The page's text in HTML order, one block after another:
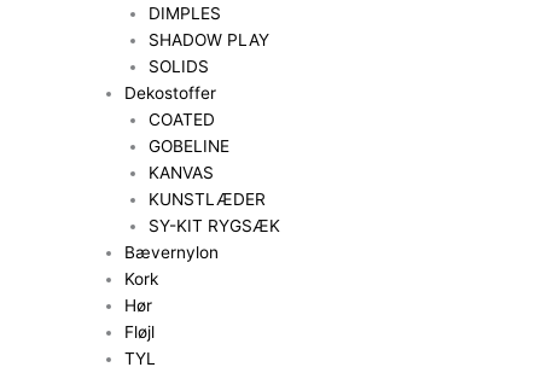
DIMPLES
SHADOW PLAY
SOLIDS
Dekostoffer
COATED
GOBELINE
KANVAS
KUNSTLÆDER
SY-KIT RYGSÆK
Bævernylon
Kork
Hør
Fløjl
TYL